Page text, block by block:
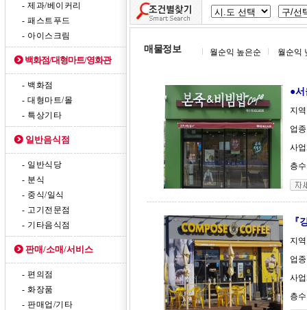
- 제과/베이커리
- 패스트푸드
- 아이스크림
백화점/대형마트/영화관
- 백화점
- 대형마트/몰
- 특상기타
일반음식점
- 일반식당
- 분식
- 중식/일식
- 고기전문점
- 기타음식점
판매/소매/서비스
- 편의점
- 화장품
- 판매업/기타
매물정보 월순익 높은순 월순익
●
지
업
사
층
『
지
업
사
층